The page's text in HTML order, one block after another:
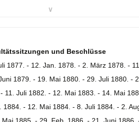
∨
und Beschlüsse
1877. - 12. Jan. 1878. - 2. März 1878. -
1879. - 19. Mai 1880. - 29. Juli 1880. -
Juli 1882. - 12. Mai 1883. - 14. Mai
- 12. Mai 1884. - 8. Juli 1884. - 2.